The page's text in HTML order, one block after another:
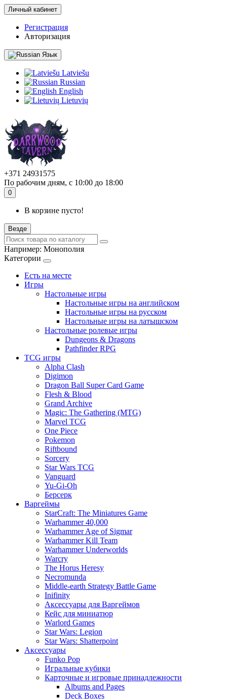
Личный кабинет
Регистрация
Авторизация
Язык
Latviešu
Russian
English
Lietuvių
+371 24931575
По рабочим дням, с 10:00 до 18:00
0
В корзине пусто!
Везде
Например: Монополия
Категории
Есть на месте
Игры
Настольные игры
Настольные игры на английском
Настольные игры на русском
Настольные игры на латышском
Настольные ролевые игры
Dungeons & Dragons
Pathfinder RPG
TCG игры
Alpha Clash
Digimon
Dragon Ball Super Card Game
Flesh & Blood
Grand Archive
Magic: The Gathering (MTG)
Marvel TCG
One Piece
Pokemon
Riftbound
Sorcery
Star Wars TCG
Vanguard
Yu-Gi-Oh
Берсерк
Варгеймы
StarCraft: The Miniatures Game
Warhammer 40,000
Warhammer Age of Sigmar
Warhammer Kill Team
Warhammer Underworlds
Warcry
The Horus Heresy
Necromunda
Middle-earth Strategy Battle Game
Inifinity
Аксессуары для Варгеймов
Кейс для миниатюр
Warlord Games
Star Wars: Legion
Star Wars: Shatterpoint
Аксессуары
Funko Pop
Игральные кубики
Карточные и игровые принадлежности
Albums and Pages
Deck Boxes